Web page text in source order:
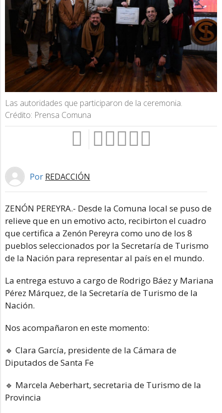
Las autoridades que participaron de la ceremonia.
Crédito: Prensa Comuna
Por REDACCIÓN
ZENÓN PEREYRA.- Desde la Comuna local se puso de
relieve que en un emotivo acto, recibirton el cuadro
que certifica a Zenón Pereyra como uno de los 8
pueblos seleccionados por la Secretaría de Turismo
de la Nación para representar al país en el mundo.
La entrega estuvo a cargo de Rodrigo Báez y Mariana
Pérez Márquez, de la Secretaría de Turismo de la
Nación.
Nos acompañaron en este momento:
🔹 Clara García, presidente de la Cámara de
Diputados de Santa Fe
🔹 Marcela Aeberhart, secretaria de Turismo de la
Provincia